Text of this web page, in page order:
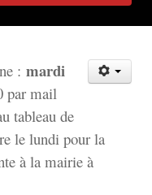
: mardi
par mail
tableau de
le lundi pour la
à la mairie à